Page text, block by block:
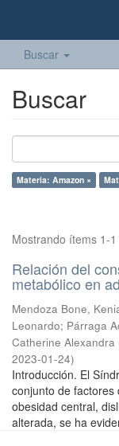
Buscar
Buscar
Materia: Amazon ×
Mostrando ítems 1-1
Relación del
metabólico en
Mendoza Bone,
Leonardo; Párraga
Catherine Alexandra
2023-01-24)
Introducción. El
conjunto de
obesidad central,
alterada, se ha